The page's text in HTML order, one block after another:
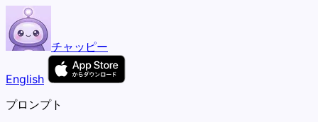
チャッピー
English
プロンプト